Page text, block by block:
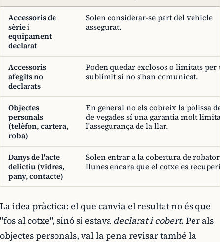
Accessoris de
sèrie i
equipament
declarat
Solen considerar-se part del vehicle
assegurat.
Accessoris
afegits no
declarats
Poden quedar exclosos o limitats per
sublímitsi no s'han comunicat.
Objectes
personals
(telèfon, cartera,
roba)
En general no els cobreix la pòlissa
de vegades sí una garantia molt
l'assegurança de la llar.
Danys de l'acte
delictiu (vidres,
pany, contacte)
Solen entrar a la cobertura de
llunes encara que el cotxe es
La idea pràctica: el que canvia el resultat no és que
"fos al cotxe", sinó si estava declarat i cobert. Per als
objectes personals, val la pena revisar també la